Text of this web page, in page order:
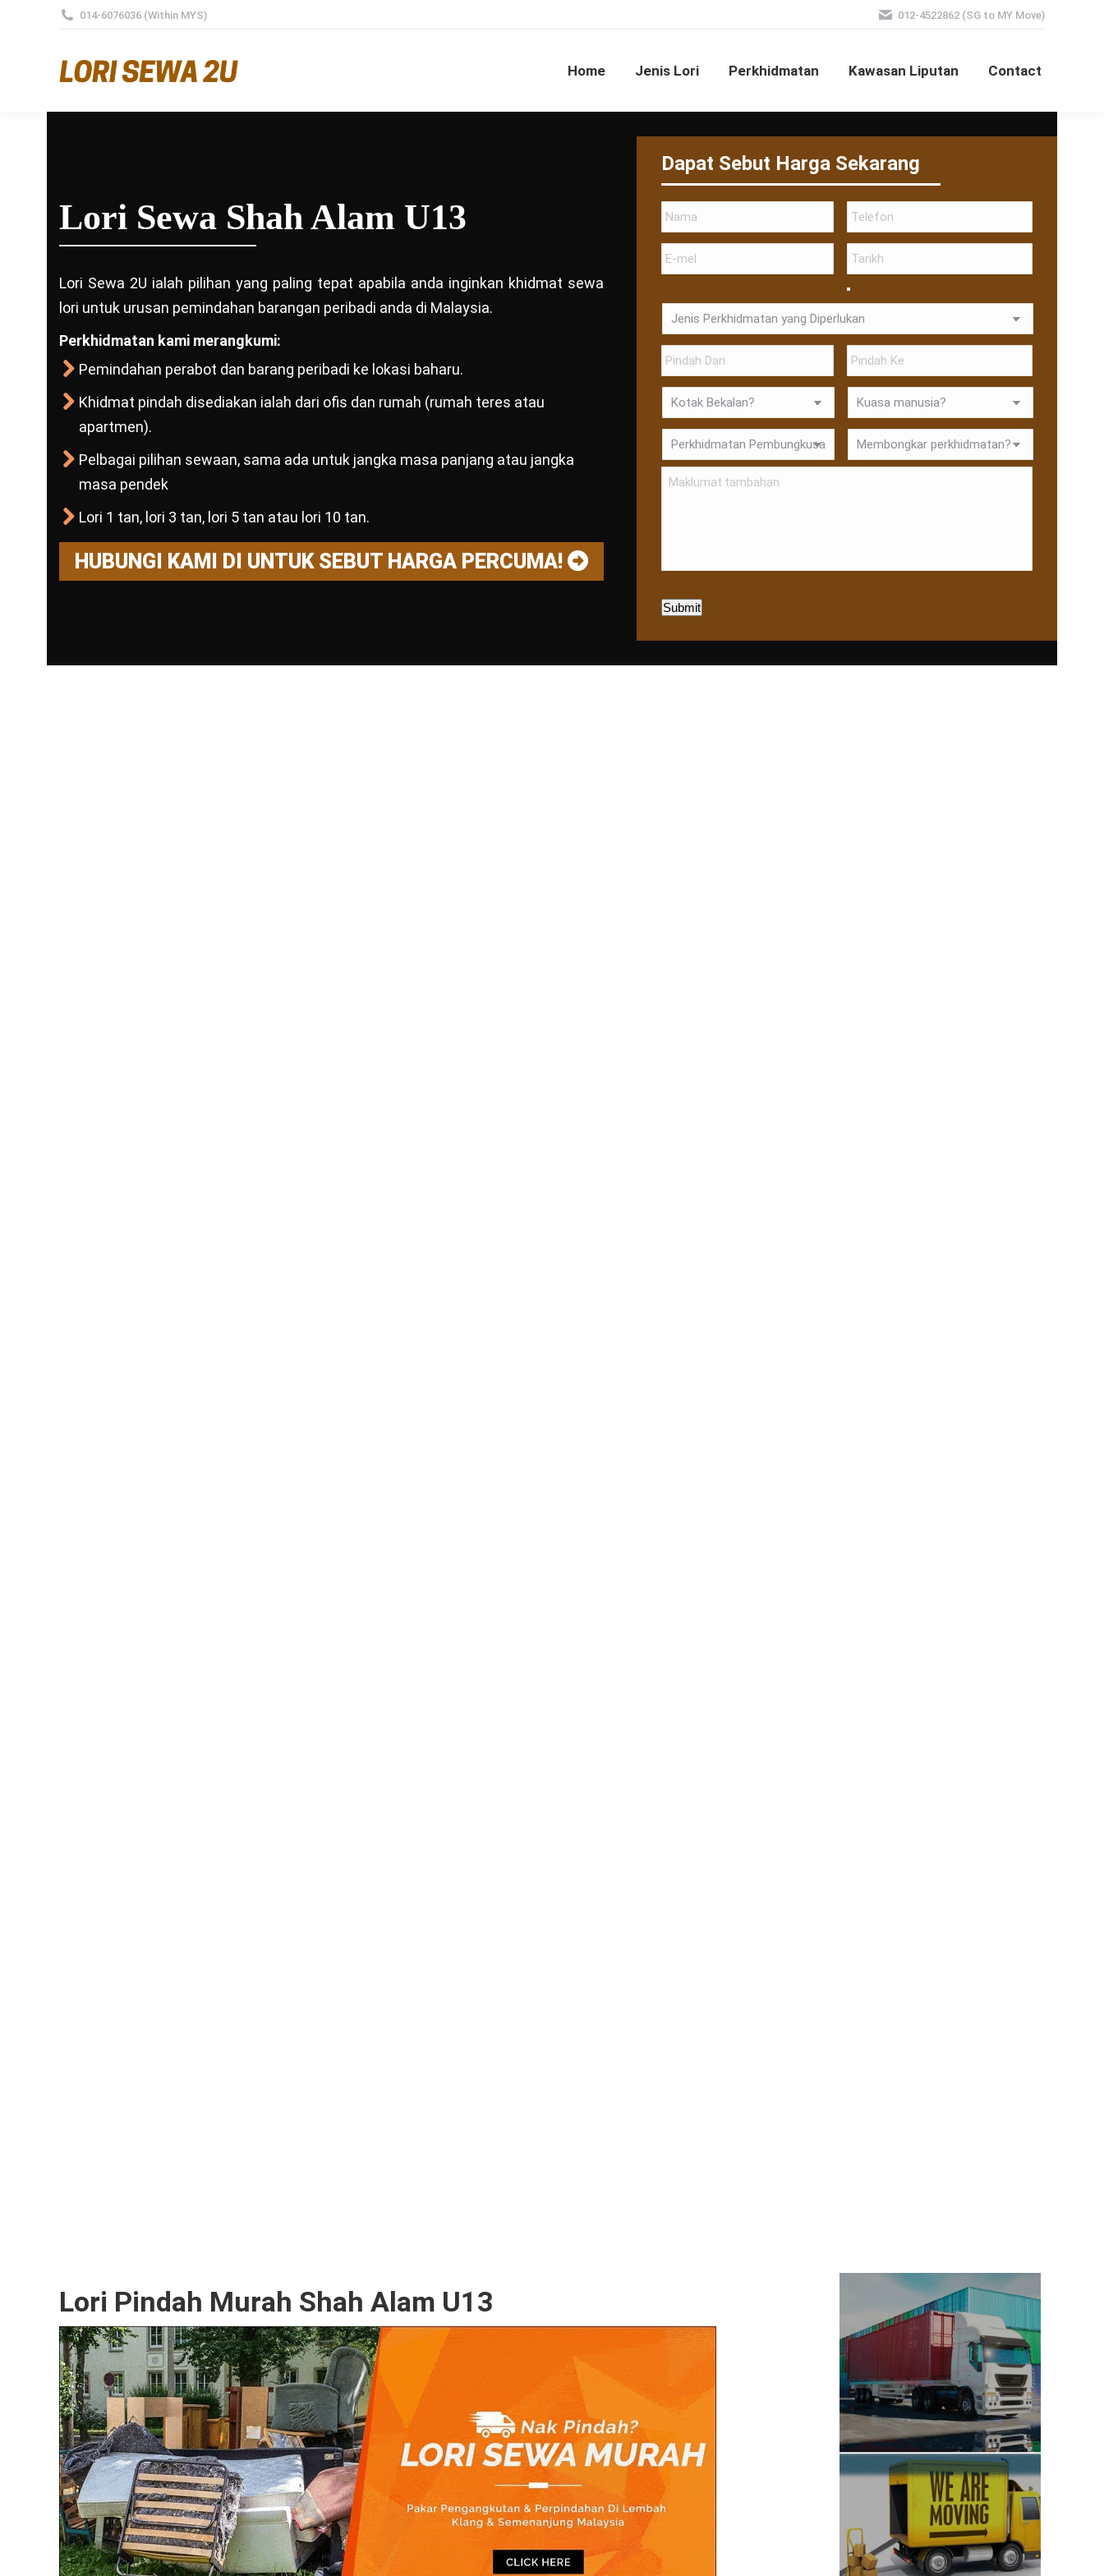
014-6076036 (Within MYS) 012-4522862 (SG to MY Move)
Home Jenis Lori Perkhidmatan Kawasan Liputan Contact
Lori Sewa Shah Alam U13
Lori Sewa 2U ialah pilihan yang paling tepat apabila anda inginkan khidmat sewa
lori untuk urusan pemindahan barangan peribadi anda di Malaysia.
Perkhidmatan kami merangkumi:
Pemindahan perabot dan barang peribadi ke lokasi baharu.
Khidmat pindah disediakan ialah dari ofis dan rumah (rumah teres atau
apartmen).
Pelbagai pilihan sewaan, sama ada untuk jangka masa panjang atau jangka
masa pendek
Lori 1 tan, lori 3 tan, lori 5 tan atau lori 10 tan.
HUBUNGI KAMI DI UNTUK SEBUT HARGA PERCUMA!
Dapat Sebut Harga Sekarang
Submit
Lori Pindah Murah Shah Alam U13